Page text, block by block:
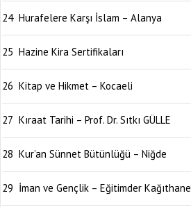
24 Hurafelere Karşı İslam – Alanya
25 Hazine Kira Sertifikaları
26 Kitap ve Hikmet – Kocaeli
27 Kıraat Tarihi – Prof. Dr. Sıtkı GÜLLE
28 Kur’an Sünnet Bütünlüğü – Niğde
29 İman ve Gençlik – Eğitimder Kağıthane